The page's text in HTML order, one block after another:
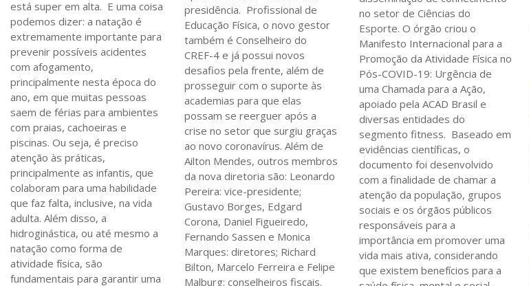
está super em alta. E uma coisa
podemos dizer: a natação é
extremamente importante para
prevenir possíveis acidentes
com afogamento,
principalmente nesta época do
ano, em que muitas pessoas
saem de férias para ambientes
com praias, cachoeiras e
piscinas. Ou seja, é preciso
atenção às práticas,
principalmente as infantis, que
colaboram para uma habilidade
que faz falta, inclusive, na vida
adulta. Além disso, a
hidroginástica, ou até mesmo a
natação como forma de
atividade física, são
fundamentais para garantir uma
presidência. Profissional de
Educação Física, o novo gestor
também é Conselheiro do
CREF-4 e já possui novos
desafios pela frente, além de
prosseguir com o suporte às
academias para que elas
possam se reerguer após a
crise no setor que surgiu graças
ao novo coronavírus. Além de
Ailton Mendes, outros membros
da nova diretoria são: Leonardo
Pereira: vice-presidente;
Gustavo Borges, Edgard
Corona, Daniel Figueiredo,
Fernando Sassen e Monica
Marques: diretores; Richard
Bilton, Marcelo Ferreira e Felipe
Malburg: conselheiros fiscais.
no setor de Ciências do
Esporte. O órgão criou o
Manifesto Internacional para a
Promoção da Atividade Física no
Pós-COVID-19: Urgência de
uma Chamada para a Ação,
apoiado pela ACAD Brasil e
diversas entidades do
segmento fitness. Baseado em
evidências científicas, o
documento foi desenvolvido
com a finalidade de chamar a
atenção da população, grupos
sociais e os órgãos públicos
responsáveis para a
importância em promover uma
vida mais ativa, considerando
que existem benefícios para a